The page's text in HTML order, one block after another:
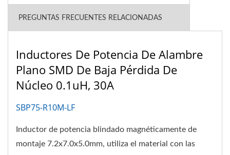
PREGUNTAS FRECUENTES RELACIONADAS
Inductores De Potencia De Alambre
Plano SMD De Baja Pérdida De
Núcleo 0.1uH, 30A
SBP75-R10M-LF
Inductor de potencia blindado magnéticamente de
montaje 7.2x7.0x5.0mm, utiliza el material con las